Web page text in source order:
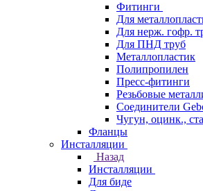
Фитинги
Для
Для нерж. гофр.
Для ПНД труб
Металлопластик
Полипропилен
Пресс-фитинги
Резьбовые
Соединители
Чугун, оцинк.,
Фланцы
Инсталляции
Назад
Инсталляции
Для биде